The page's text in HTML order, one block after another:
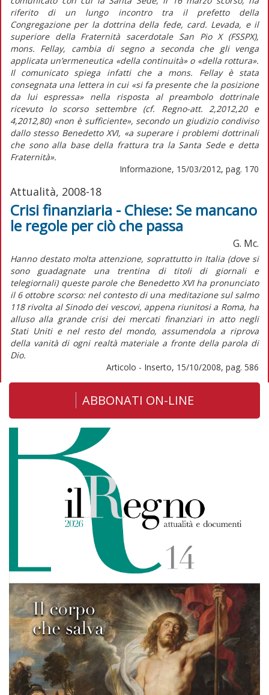
riferito di un lungo incontro tra il prefetto della
Congregazione per la dottrina della fede, card. Levada, e il
superiore della Fraternità sacerdotale San Pio X (FSSPX),
mons. Fellay, cambia di segno a seconda che gli venga
applicata un’ermeneutica «della continuità» o «della rottura».
Il comunicato spiega infatti che a mons. Fellay è stata
consegnata una lettera in cui «si fa presente che la posizione
da lui espressa» nella risposta al preambolo dottrinale
ricevuto lo scorso settembre (cf. Regno-att. 2,2012,20 e
4,2012,80) «non è sufficiente», secondo un giudizio condiviso
dallo stesso Benedetto XVI, «a superare i problemi dottrinali
che sono alla base della frattura tra la Santa Sede e detta
Fraternità».
Informazione, 15/03/2012, pag. 170
Attualità, 2008-18
Crisi finanziaria - Chiese: Se mancano
le regole per ciò che passa
G. Mc.
Hanno destato molta attenzione, soprattutto in Italia (dove si
sono guadagnate una trentina di titoli di giornali e
telegiornali) queste parole che Benedetto XVI ha pronunciato
il 6 ottobre scorso: nel contesto di una meditazione sul salmo
118 rivolta al Sinodo dei vescovi, appena riunitosi a Roma, ha
alluso alla grande crisi dei mercati finanziari in atto negli
Stati Uniti e nel resto del mondo, assumendola a riprova
della vanità di ogni realtà materiale a fronte della parola di
Dio.
Articolo - Inserto, 15/10/2008, pag. 586
ABBONATI ON-LINE